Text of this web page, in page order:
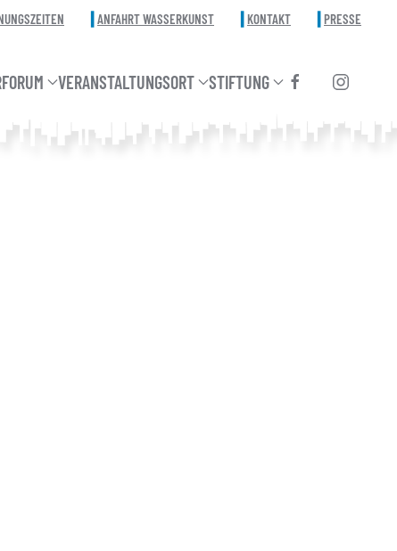
ANFAHRT WASSERKUNST KONTAKT PRESSE
VERANSTALTUNGSORT STIFTUNG